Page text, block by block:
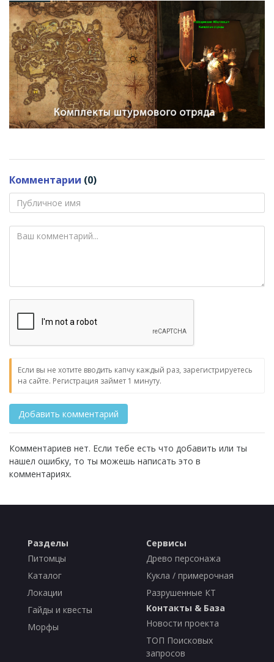
Комментарии (0)
Если вы не хотите вводить капчу каждый раз, зарегистрируетесь
на сайте. Регистрация займет 1 минуту.
Комментариев нет. Если тебе есть что добавить или ты
нашел ошибку, то ты можешь написать это в
комментариях.
Разделы
Питомцы
Каталог
Локации
Гайды и квесты
Морфы
Сервисы
Древо персонажа
Кукла / примерочная
Разрушенные КТ
Контакты & База
Новости проекта
ТОП Поисковых
запросов